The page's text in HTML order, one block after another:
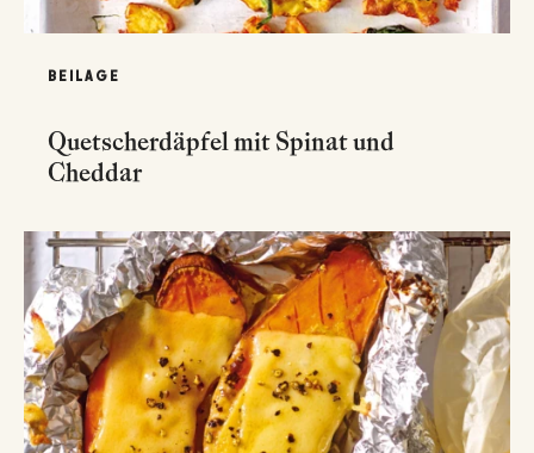
BEILAGE
Quetscherdäpfel mit Spinat und
Cheddar